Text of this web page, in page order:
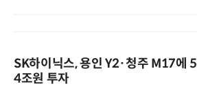
SK하이닉스, 용인 Y2·청주 M17에 5
4조원 투자